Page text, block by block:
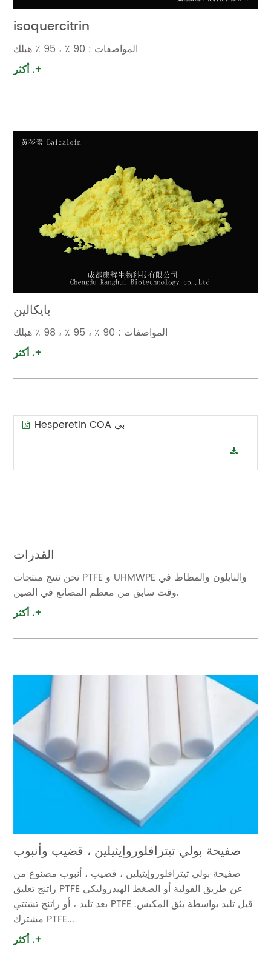
isoquercitrin
المواصفات : 90 ٪ ، 95 ٪ هبلك
أكثر .+
بايكالين
المواصفات : 90 ٪ ، 95 ٪ ، 98 ٪ هبلك
أكثر .+
Hesperetin COA بي
القدرات
نحن ننتج منتجات PTFE و UHMWPE والنايلون والمطاط في
وقت سابق من معظم المصانع في الصين.
أكثر .+
صفيحة بولي تيترافلوروإيثيلين ، قضيب وأنبوب
صفيحة بولي تيترافلوروإيثيلين ، قضيب ، أنبوب مصنوع من
راتنج تعليق PTFE عن طريق القولبة أو الضغط الهيدروليكي
بعد تلبد ، أو راتنج تشتتي PTFE قبل تلبد بواسطة بثق المكبس.
مشترك PTFE...
أكثر .+